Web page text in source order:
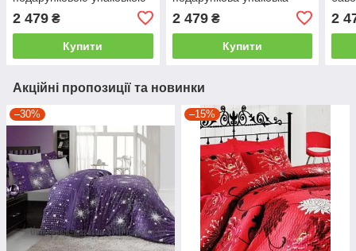
2 479 ₴
Купити
2 479₴
Купити
2
Акційні пропозиції та новинки
–30% –15%